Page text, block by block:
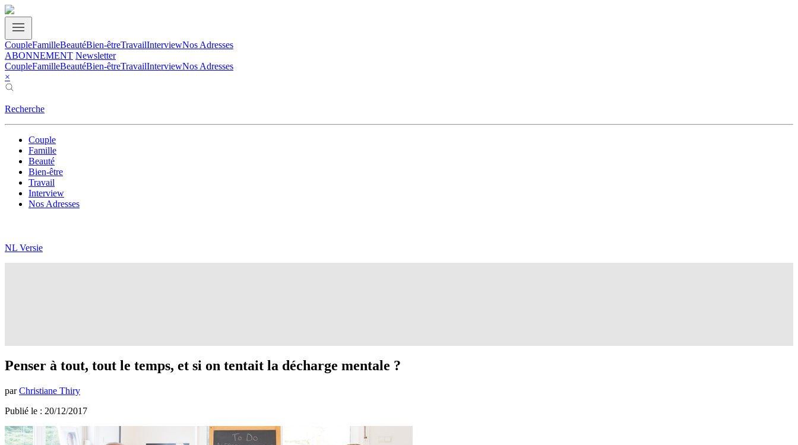
CoupleFamilleBeautéBien-êtreTravailInterviewNos Adresses
ABONNEMENT Newsletter
CoupleFamilleBeautéBien-êtreTravailInterviewNos Adresses
×
Recherche
Couple
Famille
Beauté
Bien-être
Travail
Interview
Nos Adresses
NL Versie
Penser à tout, tout le temps, et si on tentait la décharge mentale ?
par Christiane Thiry
Publié le : 20/12/2017